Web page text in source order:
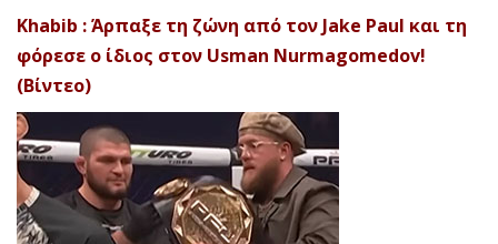
Khabib : Άρπαξε τη ζώνη από τον Jake Paul και τη
φόρεσε ο ίδιος στον Usman Nurmagomedov!
(Βίντεο)